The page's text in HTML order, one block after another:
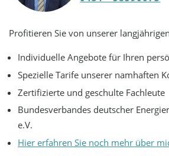
Profitieren Sie von unserer
Individuelle Angebote für Ihren
Spezielle Tarife unserer namhaften
Zertifizierte und geschulte Fachleute
Bundesverbandes deutscher
e.V.
Hier erfahren Sie noch mehr über